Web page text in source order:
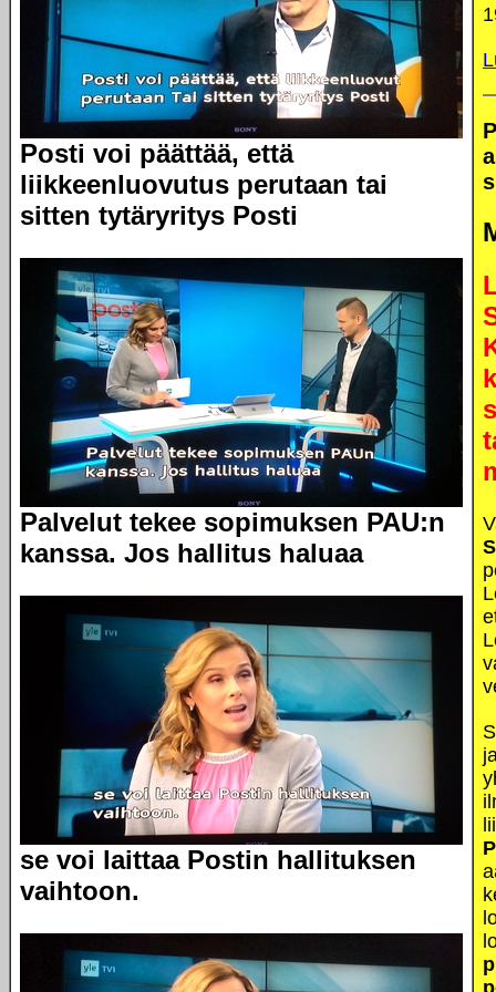
Posti voi päättää, että
liikkeenluovutus perutaan tai
sitten tytäryritys Posti
Palvelut tekee sopimuksen PAU:n
kanssa. Jos hallitus haluaa
se voi laittaa Postin hallituksen
vaihtoon.